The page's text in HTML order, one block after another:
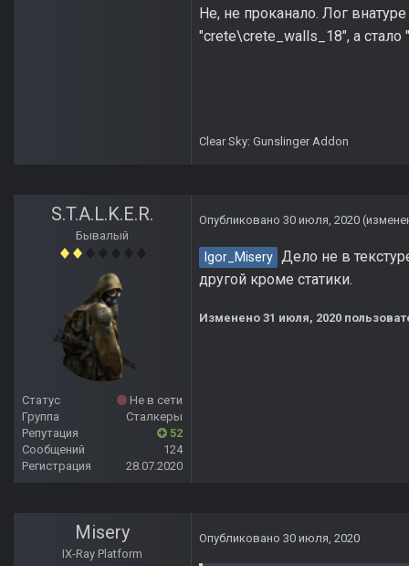
Не, не проканало. Лог
"crete\crete_walls_18", а
Clear Sky: Gunslinger Addon
S.T.A.L.K.E.R.
Бывалый
Статус
Не в сети
Группа
Сталкеры
Репутация
52
Сообщений
124
Регистрация
28.07.2020
Опубликовано 30 июля, 2020
Igor_Misery Дело не в
другой кроме статики.
Изменено 31 июля, 2020
Misery
IX-Ray Platform
Опубликовано 30 июля, 2020